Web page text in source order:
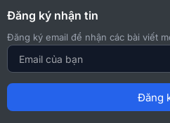
Đăng ký nhận tin
Đăng ký email để nhận các bài viết
Đăng